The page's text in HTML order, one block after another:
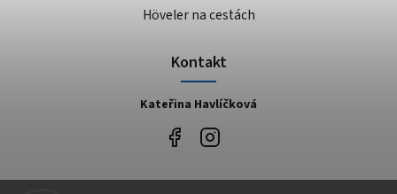
Höveler na cestách
Kontakt
Kateřina Havlíčková
Facebook